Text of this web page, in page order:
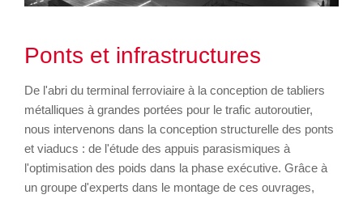
Ponts et infrastructures
De l'abri du terminal ferroviaire à la conception de tabliers
métalliques à grandes portées pour le trafic autoroutier,
nous intervenons dans la conception structurelle des ponts
et viaducs : de l'étude des appuis parasismiques à
l'optimisation des poids dans la phase exécutive. Grâce à
un groupe d'experts dans le montage de ces ouvrages,